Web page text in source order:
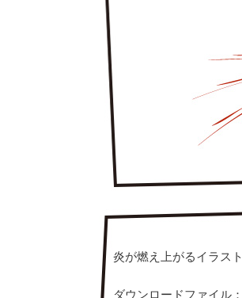
炎が燃え上がるイラスト
ダウンロードファイル